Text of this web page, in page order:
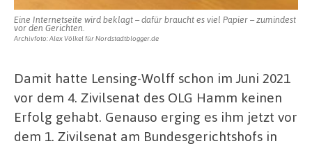
Eine Internetseite wird beklagt – dafür braucht es viel Papier – zumindest
vor den Gerichten.
Archivfoto: Alex Völkel für Nordstadtblogger.de
Damit hatte Lensing-Wolff schon im Juni 2021
vor dem 4. Zivilsenat des OLG Hamm keinen
Erfolg gehabt. Genauso erging es ihm jetzt vor
dem 1. Zivilsenat am Bundesgerichtshofs in